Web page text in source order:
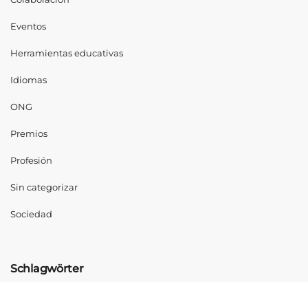
Eventos
Herramientas educativas
Idiomas
ONG
Premios
Profesión
Sin categorizar
Sociedad
Schlagwörter